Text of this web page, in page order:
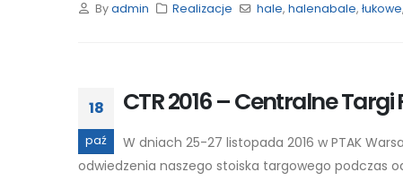
Byadmin Realizacje hale, halenabale, łukowe,
18
paź
CTR 2016 – Centralne Targi
W dniach 25-27 listopada 2016 w PTAK
odwiedzenia naszego stoiska targowego podczas